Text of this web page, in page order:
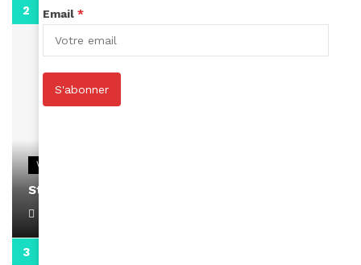
VIDEOS
Stacy passe un message
Email *
S'abonner